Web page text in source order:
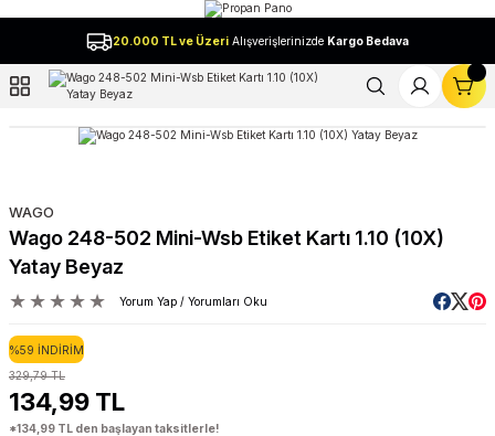
20.000 TL ve Üzeri Alışverişlerinizde Kargo Bedava
WAGO
Wago 248-502 Mini-Wsb Etiket Kartı 1.10 (10X)
Yatay Beyaz
Yorum Yap / Yorumları Oku
%59 İNDİRİM
329,79 TL
134,99 TL
*134,99 TL den başlayan taksitlerle!